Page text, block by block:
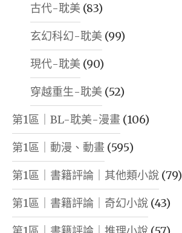
古代-耽美 (83)
玄幻科幻-耽美 (99)
現代-耽美 (90)
穿越重生-耽美 (52)
第1區｜BL-耽美-漫畫 (106)
第1區｜動漫、動畫 (595)
第1區｜書籍評論｜其他類小說 (79)
第1區｜書籍評論｜奇幻小說 (43)